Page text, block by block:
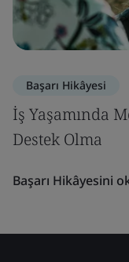
Başarı Hikâyesi
İş Yaşamında
Destek Olma
Başarı Hikâyesini